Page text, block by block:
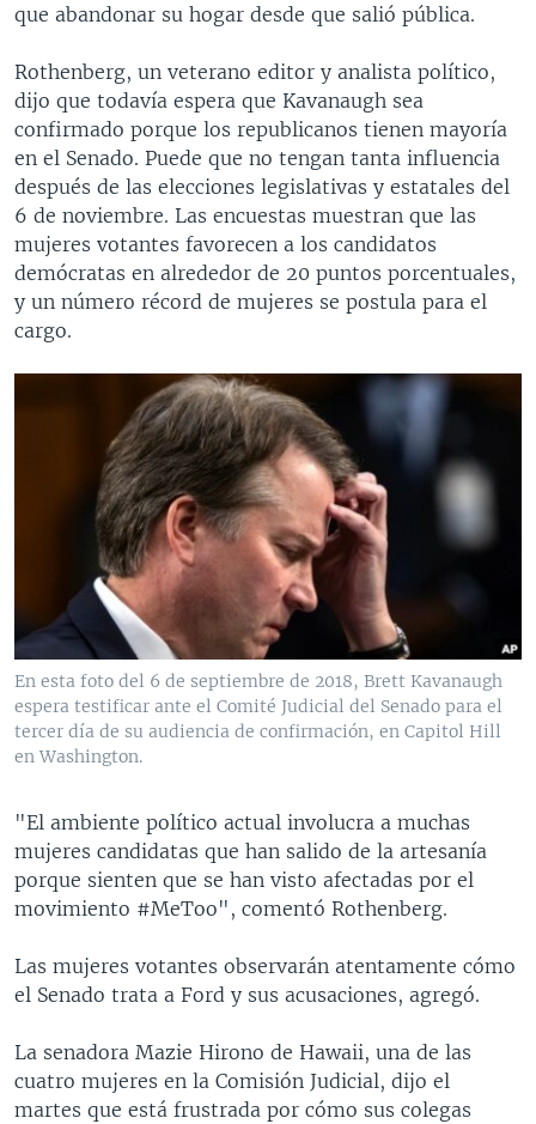
que abandonar su hogar desde que salió pública.
Rothenberg, un veterano editor y analista político,
dijo que todavía espera que Kavanaugh sea
confirmado porque los republicanos tienen mayoría
en el Senado. Puede que no tengan tanta influencia
después de las elecciones legislativas y estatales del
6 de noviembre. Las encuestas muestran que las
mujeres votantes favorecen a los candidatos
demócratas en alrededor de 20 puntos porcentuales,
y un número récord de mujeres se postula para el
cargo.
En esta foto del 6 de septiembre de 2018, Brett Kavanaugh
espera testificar ante el Comité Judicial del Senado para el
tercer día de su audiencia de confirmación, en Capitol Hill
en Washington.
"El ambiente político actual involucra a muchas
mujeres candidatas que han salido de la artesanía
porque sienten que se han visto afectadas por el
movimiento #MeToo", comentó Rothenberg.
Las mujeres votantes observarán atentamente cómo
el Senado trata a Ford y sus acusaciones, agregó.
La senadora Mazie Hirono de Hawaii, una de las
cuatro mujeres en la Comisión Judicial, dijo el
martes que está frustrada por cómo sus colegas